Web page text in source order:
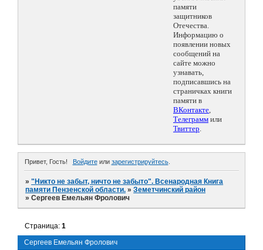
памяти
защитников
Отечества.
Информацию о
появлении новых
сообщений на
сайте можно
узнавать,
подписавшись на
страничках книги
памяти в
ВКонтакте,
Телеграмм или
Твиттер.
Привет, Гость! Войдитеили зарегистрируйтесь.
»"Никто не забыт, ничто не забыто". Всенародная Книга
памяти Пензенской области. »Земетчинский район
»Сергеев Емельян Фролович
Сергеев Емельян Фролович
Страница:1